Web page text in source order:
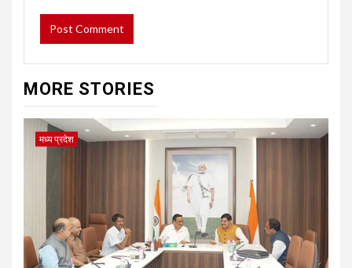
MORE STORIES
मध्य प्रदेश